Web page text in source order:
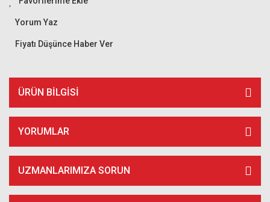
Yorum Yaz
Fiyatı Düşünce Haber Ver
ÜRÜN BILGISI
YORUMLAR
UZMANLARIMIZA SORUN